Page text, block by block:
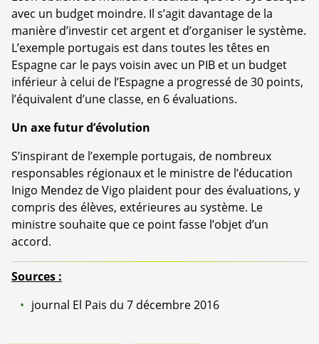
avec un budget moindre. Il s’agit davantage de la
manière d’investir cet argent et d’organiser le système.
L’exemple portugais est dans toutes les têtes en
Espagne car le pays voisin avec un PIB et un budget
inférieur à celui de l’Espagne a progressé de 30 points,
l’équivalent d’une classe, en 6 évaluations.
Un axe futur d’évolution
S’inspirant de l’exemple portugais, de nombreux
responsables régionaux et le ministre de l’éducation
Inigo Mendez de Vigo plaident pour des évaluations, y
compris des élèves, extérieures au système. Le
ministre souhaite que ce point fasse l’objet d’un
accord.
Sources :
journal El Pais du 7 décembre 2016